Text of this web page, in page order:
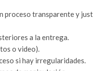
transparente y
a la entrega.
o video).
si hay irregularidades.